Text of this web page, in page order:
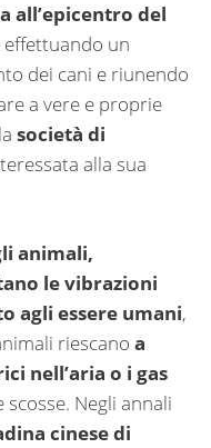
all’epicentro del
effettuando un
dei cani e riunendo
a vere e proprie
società di
alla sua
animali,
le vibrazioni
agli essere umani,
riescano a
nell’aria o i gas
scosse. Negli annali
cinese di